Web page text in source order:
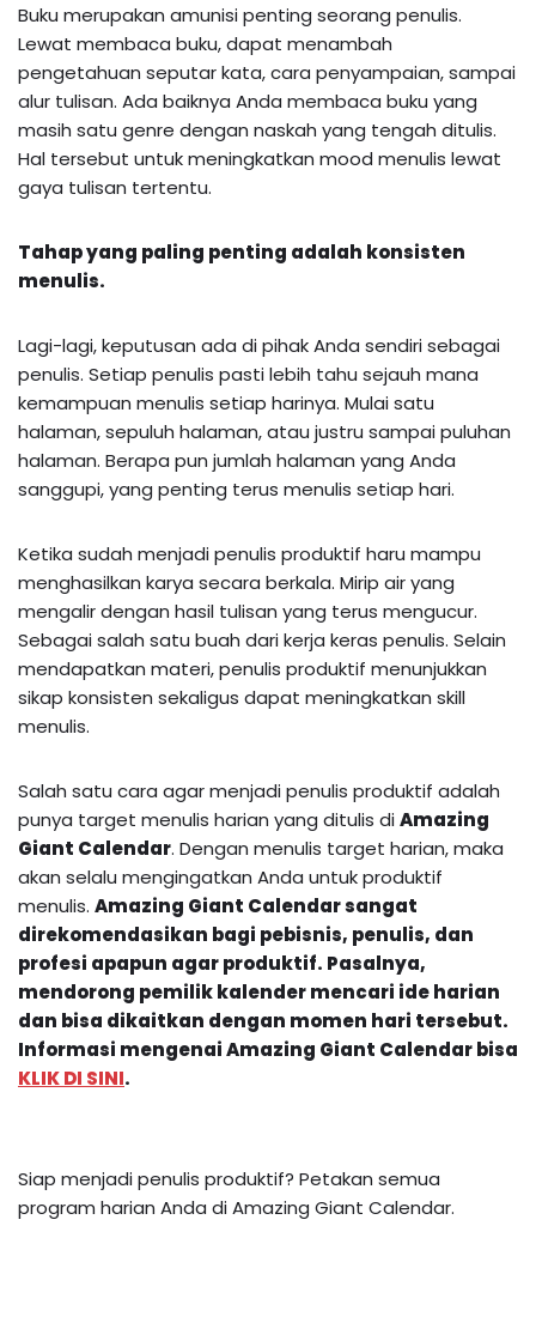
Buku merupakan amunisi penting seorang penulis.
Lewat membaca buku, dapat menambah
pengetahuan seputar kata, cara penyampaian, sampai
alur tulisan. Ada baiknya Anda membaca buku yang
masih satu genre dengan naskah yang tengah ditulis.
Hal tersebut untuk meningkatkan mood menulis lewat
gaya tulisan tertentu.
Tahap yang paling penting adalah konsisten
menulis.
Lagi-lagi, keputusan ada di pihak Anda sendiri sebagai
penulis. Setiap penulis pasti lebih tahu sejauh mana
kemampuan menulis setiap harinya. Mulai satu
halaman, sepuluh halaman, atau justru sampai puluhan
halaman. Berapa pun jumlah halaman yang Anda
sanggupi, yang penting terus menulis setiap hari.
Ketika sudah menjadi penulis produktif haru mampu
menghasilkan karya secara berkala. Mirip air yang
mengalir dengan hasil tulisan yang terus mengucur.
Sebagai salah satu buah dari kerja keras penulis. Selain
mendapatkan materi, penulis produktif menunjukkan
sikap konsisten sekaligus dapat meningkatkan skill
menulis.
Salah satu cara agar menjadi penulis produktif adalah
punya target menulis harian yang ditulis diAmazing
Giant Calendar. Dengan menulis target harian, maka
akan selalu mengingatkan Anda untuk produktif
menulis. Amazing Giant Calendarsangat
direkomendasikan bagi pebisnis, penulis, dan
profesi apapun agar produktif. Pasalnya,
mendorong pemilik kalender mencari ide harian
dan bisa dikaitkan dengan momen hari tersebut.
Informasi mengenaiAmazing Giant Calendarbisa
KLIK DI SINI.
Siap menjadi penulis produktif? Petakan semua
program harian Anda di Amazing Giant Calendar.